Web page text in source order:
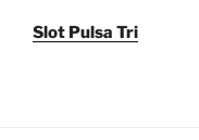
Slot Pulsa Tri